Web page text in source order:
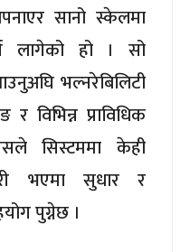
सानो स्केलमा
लागेको हो । सो
भल्नरेबिलिटी
विभिन्न प्राविधिक
सिस्टममा केही
भएमा सुधार र
पुग्नेछ ।